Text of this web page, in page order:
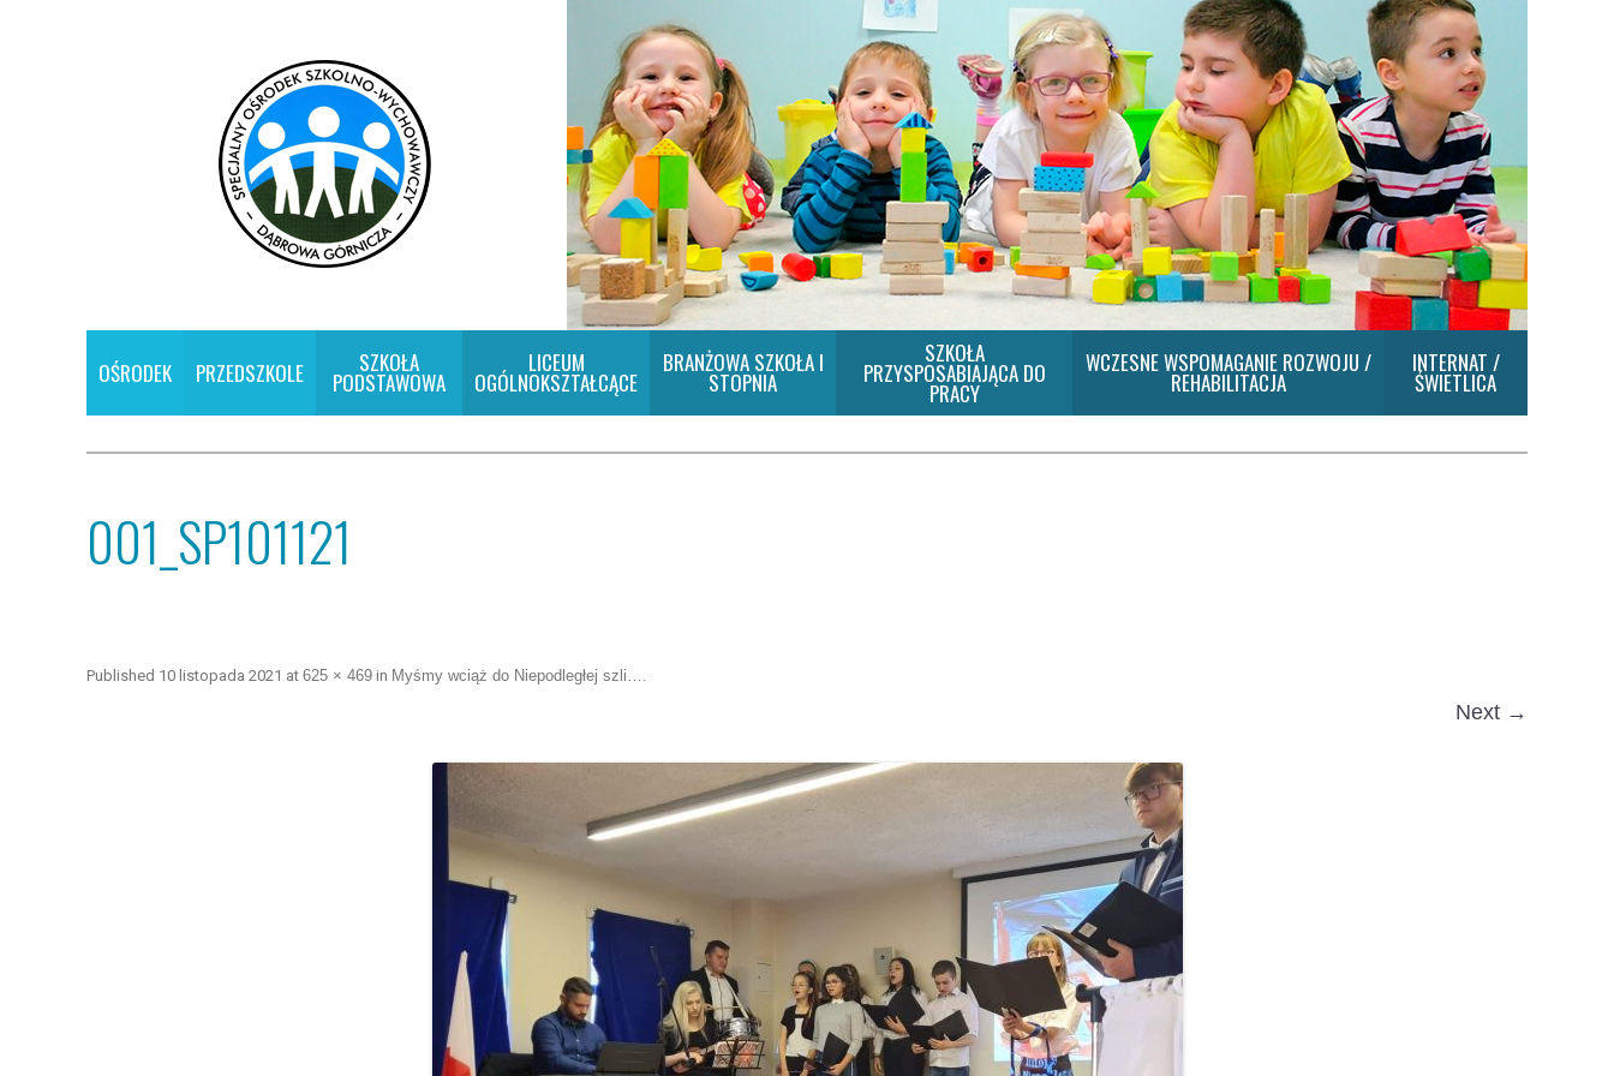
OŚRODEK PRZEDSZKOLE SZKOŁA
PODSTAWOWA
LICEUM
OGÓLNOKSZTAŁCĄCE
BRANŻOWA SZKOŁA I
STOPNIA
SZKOŁA
PRZYSPOSABIAJĄCA DO
PRACY
WCZESNE WSPOMAGANIE ROZWOJU /
REHABILITACJA
INTERNAT /
ŚWIETLICA
001_SP101121
Published 10 listopada 2021 at 625 × 469 in Myśmy wciąż do Niepodległej szli….
Next →